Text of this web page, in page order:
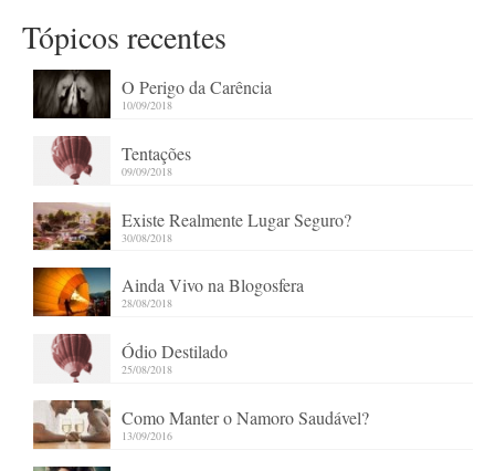
Tópicos recentes
O Perigo da Carência
10/09/2018
Tentações
09/09/2018
Existe Realmente Lugar Seguro?
30/08/2018
Ainda Vivo na Blogosfera
28/08/2018
Ódio Destilado
25/08/2018
Como Manter o Namoro Saudável?
13/09/2016